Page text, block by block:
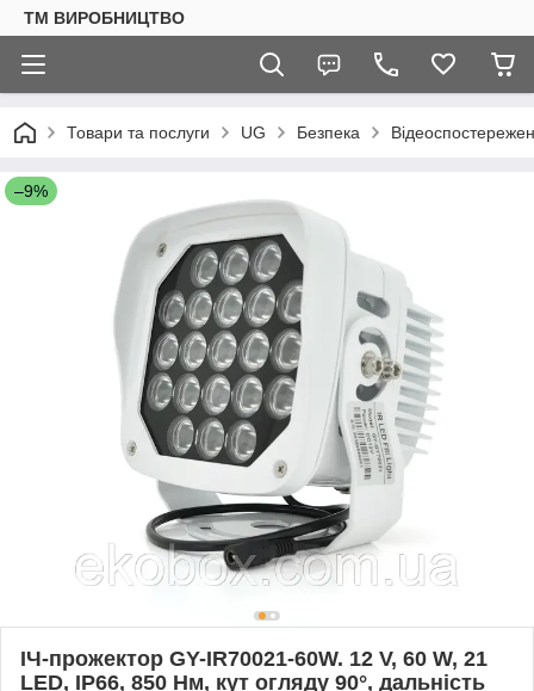
ТМ ВИРОБНИЦТВО
Товари та послуги UG Безпека
–9%
ІЧ-прожектор GY-IR70021-60W. 12 V, 60 W, 21
LED, IP66, 850 Нм, кут огляду 90°, дальність